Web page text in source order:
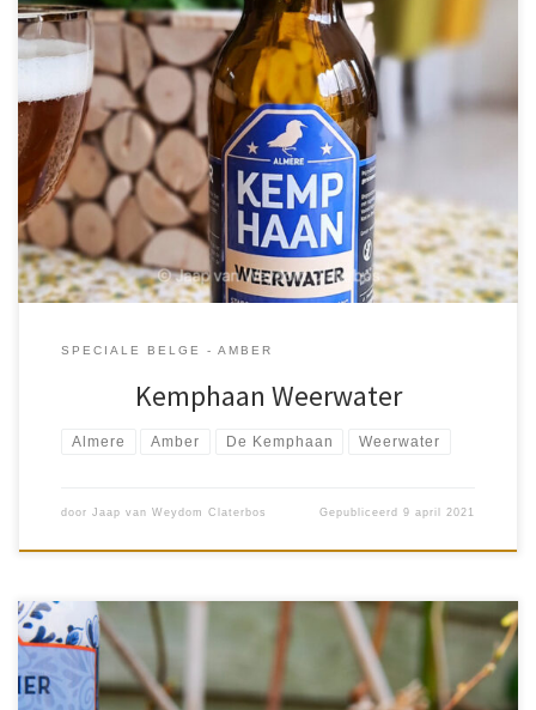
Met meer dan 200.000 duizend inwoners is het logisch dat er
meerdere brouwerijen in Almere zijn. Eén van de brouwerijen is
stadsbrouwerij “De Kemphaan” vernoemd naar het gelijknamige
stadslandgoed. Dankzij […]
SPECIALE BELGE - AMBER
Kemphaan Weerwater
Almere Amber De Kemphaan Weerwater
door Jaap van Weydom Claterbos Gepubliceerd9 april 2021